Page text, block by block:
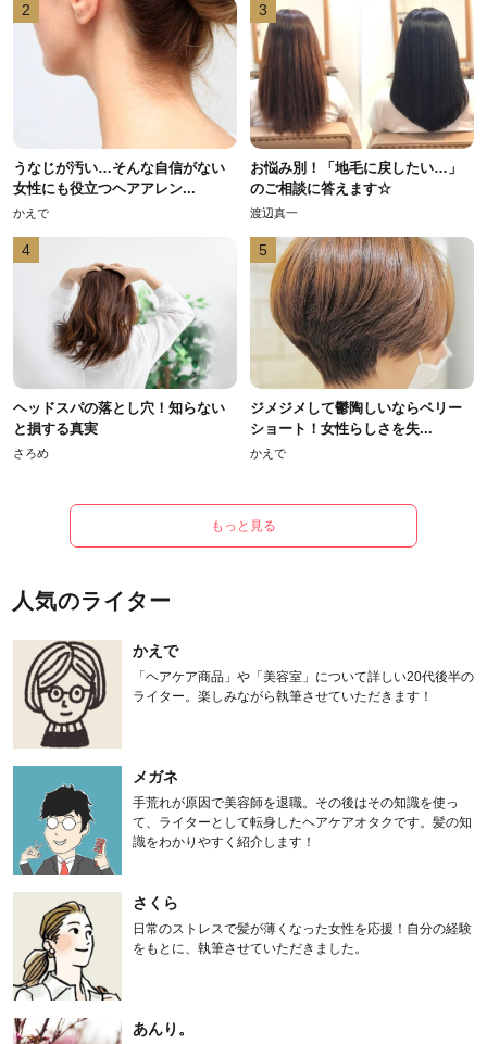
2
うなじが汚い…そんな自信がない
女性にも役立つヘアアレン...
かえで
3
お悩み別！「地毛に戻したい…」
のご相談に答えます☆
渡辺真一
4
ヘッドスパの落とし穴！知らない
と損する真実
さろめ
5
ジメジメして鬱陶しいならベリー
ショート！女性らしさを失...
かえで
もっと見る
人気のライター
かえで
「ヘアケア商品」や「美容室」について詳しい20代後半の
ライター。楽しみながら執筆させていただきます！
メガネ
手荒れが原因で美容師を退職。その後はその知識を使っ
て、ライターとして転身したヘアケアオタクです。髪の知
識をわかりやすく紹介します！
さくら
日常のストレスで髪が薄くなった女性を応援！自分の経験
をもとに、執筆させていただきました。
あんり。